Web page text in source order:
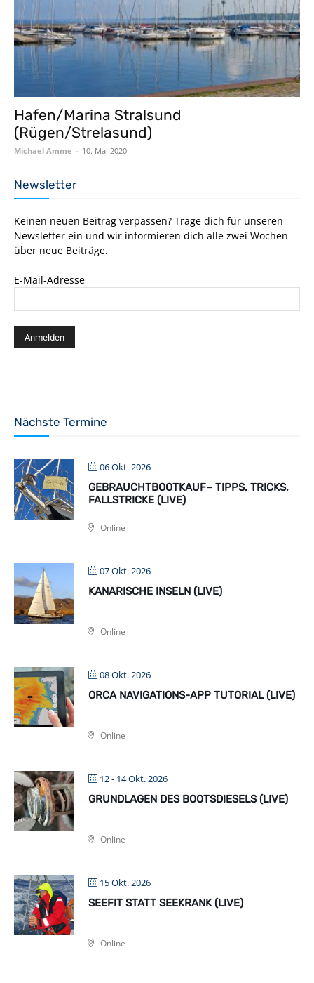
Hafen/Marina Stralsund
(Rügen/Strelasund)
Michael Amme - 10. Mai 2020
Newsletter
Keinen neuen Beitrag verpassen? Trage dich für unseren
Newsletter ein und wir informieren dich alle zwei Wochen
über neue Beiträge.
E-Mail-Adresse
Nächste Termine
06 Okt. 2026
GEBRAUCHTBOOTKAUF– TIPPS, TRICKS,
FALLSTRICKE (LIVE)
Online
07 Okt. 2026
KANARISCHE INSELN (LIVE)
Online
08 Okt. 2026
ORCA NAVIGATIONS-APP TUTORIAL (LIVE)
Online
12 - 14 Okt. 2026
GRUNDLAGEN DES BOOTSDIESELS (LIVE)
Online
15 Okt. 2026
SEEFIT STATT SEEKRANK (LIVE)
Online